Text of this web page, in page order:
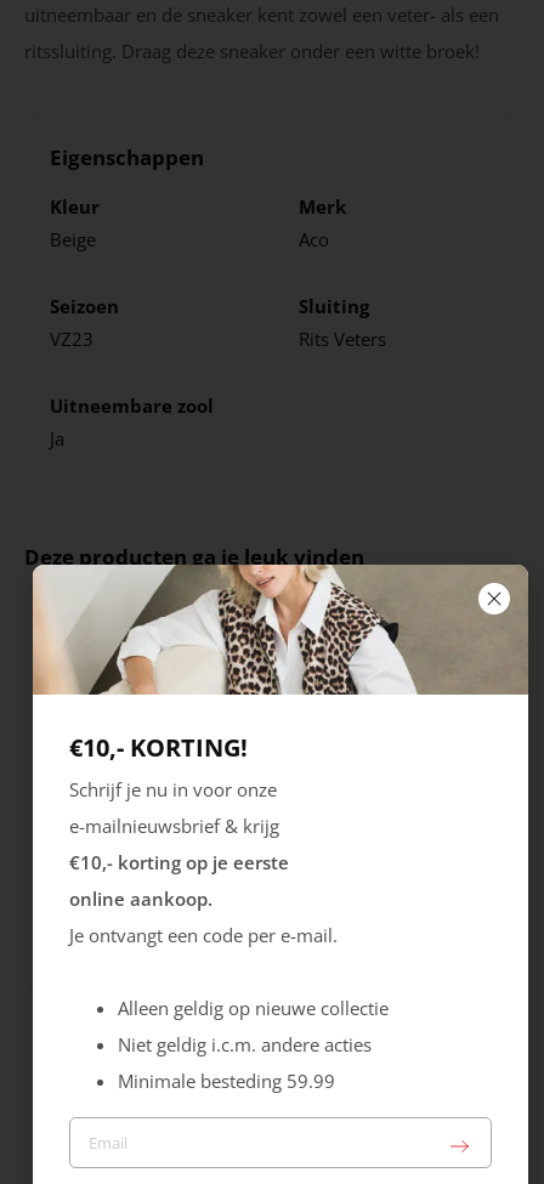
uitneembaar en de sneaker kent zowel een veter- als een
ritssluiting. Draag deze sneaker onder een witte broek!
Eigenschappen
Kleur
Beige
Merk
Aco
Seizoen
VZ23
Sluiting
Rits Veters
Uitneembare zool
Ja
Deze producten ga je leuk vinden
Rieker
Cristallino
99.99
€10,- KORTING!
Schrijf je nu in voor onze
e-mailnieuwsbrief & krijg
€10,- korting op je eerste
online aankoop.
Je ontvangt een code per e-mail.
Alleen geldig op nieuwe collectie
Niet geldig i.c.m. andere acties
Minimale besteding 59.99